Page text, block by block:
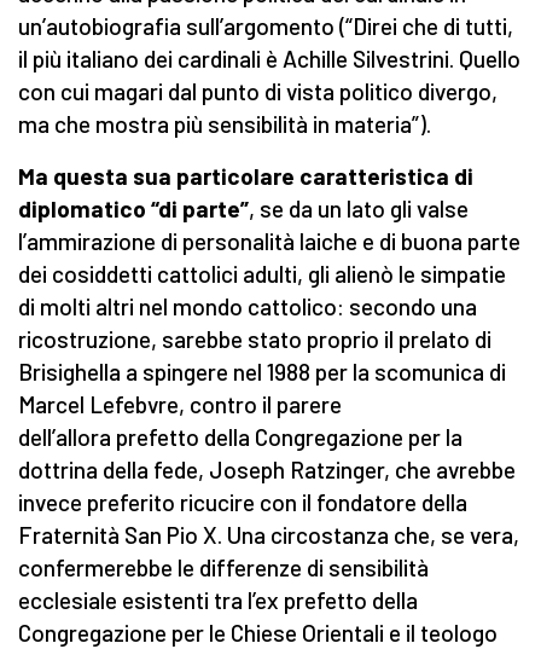
un’autobiografia sull’argomento (“Direi che di tutti,
il più italiano dei cardinali è Achille Silvestrini. Quello
con cui magari dal punto di vista politico divergo,
ma che mostra più sensibilità in materia”).
Ma questa sua particolare caratteristica di
diplomatico “di parte”, se da un lato gli valse
l’ammirazione di personalità laiche e di buona parte
dei cosiddetti cattolici adulti, gli alienò le simpatie
di molti altri nel mondo cattolico: secondo una
ricostruzione, sarebbe stato proprio il prelato di
Brisighella a spingere nel 1988 per la scomunica di
Marcel Lefebvre, contro il parere
dell’allora prefetto della Congregazione per la
dottrina della fede, Joseph Ratzinger, che avrebbe
invece preferito ricucire con il fondatore della
Fraternità San Pio X. Una circostanza che, se vera,
confermerebbe le differenze di sensibilità
ecclesiale esistenti tra l’ex prefetto della
Congregazione per le Chiese Orientali e il teologo